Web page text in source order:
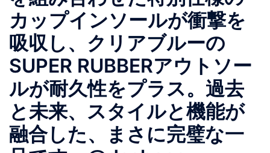
カップインソールが衝撃を
吸収し、クリアブルーの
SUPER RUBBERアウトソー
ルが耐久性をプラス。過去
と未来、スタイルと機能が
融合した、まさに完璧な一